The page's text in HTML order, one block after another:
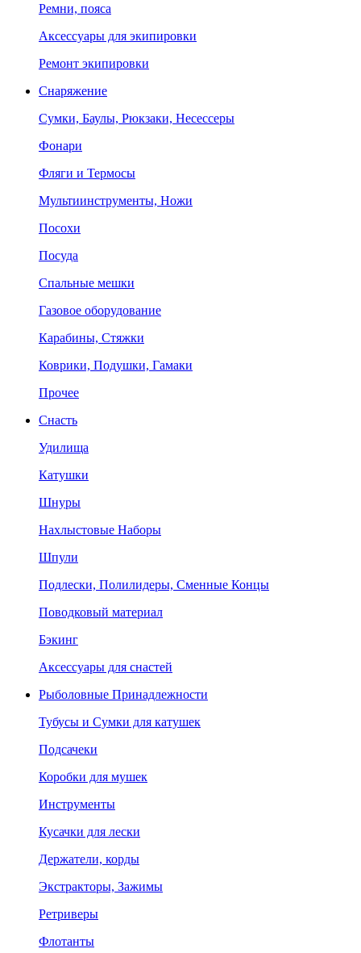
Ремни, пояса
Аксессуары для экипировки
Ремонт экипировки
Снаряжение
Сумки, Баулы, Рюкзаки, Несессеры
Фонари
Фляги и Термосы
Мультиинструменты, Ножи
Посохи
Посуда
Спальные мешки
Газовое оборудование
Карабины, Стяжки
Коврики, Подушки, Гамаки
Прочее
Снасть
Удилища
Катушки
Шнуры
Нахлыстовые Наборы
Шпули
Подлески, Полилидеры, Сменные Концы
Поводковый материал
Бэкинг
Аксессуары для снастей
Рыболовные Принадлежности
Тубусы и Сумки для катушек
Подсачеки
Коробки для мушек
Инструменты
Кусачки для лески
Держатели, корды
Экстракторы, Зажимы
Ретриверы
Флотанты